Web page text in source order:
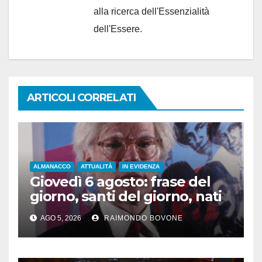
alla ricerca dell'Essenzialità
dell'Essere.
ARTICOLI CORRELATI
ALMANACCO ATTUALITÀ IN EVIDENZA
Giovedì 6 agosto: frase del
giorno, santi del giorno, nati
famosi, accadde oggi
AGO 5, 2026 RAIMONDO BOVONE